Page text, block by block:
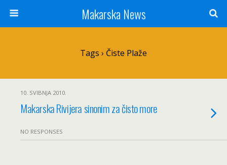
Makarska News
Tags › Čiste Plaže
10. SVIBNJA 2010.
Makarska Rivijera sinonim za čisto more
NO RESPONSES